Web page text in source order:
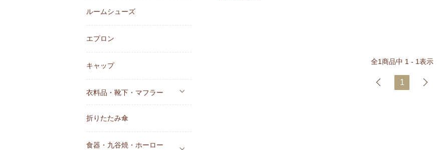
全1商品中 1 - 1表示
1
ルームシューズ
エプロン
キャップ
衣料品・靴下・マフラー
折りたたみ傘
食器・九谷焼・ホーロー